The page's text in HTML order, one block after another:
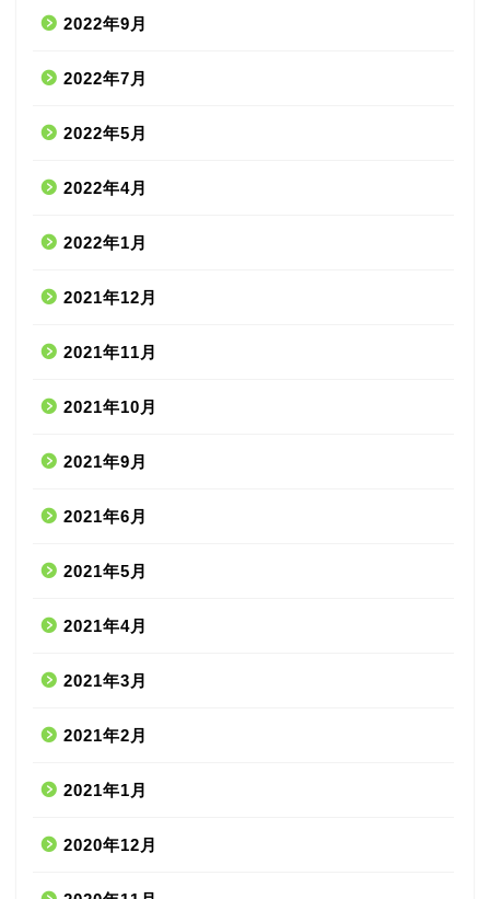
2022年9月
2022年7月
2022年5月
2022年4月
2022年1月
2021年12月
2021年11月
2021年10月
2021年9月
2021年6月
2021年5月
2021年4月
2021年3月
2021年2月
2021年1月
2020年12月